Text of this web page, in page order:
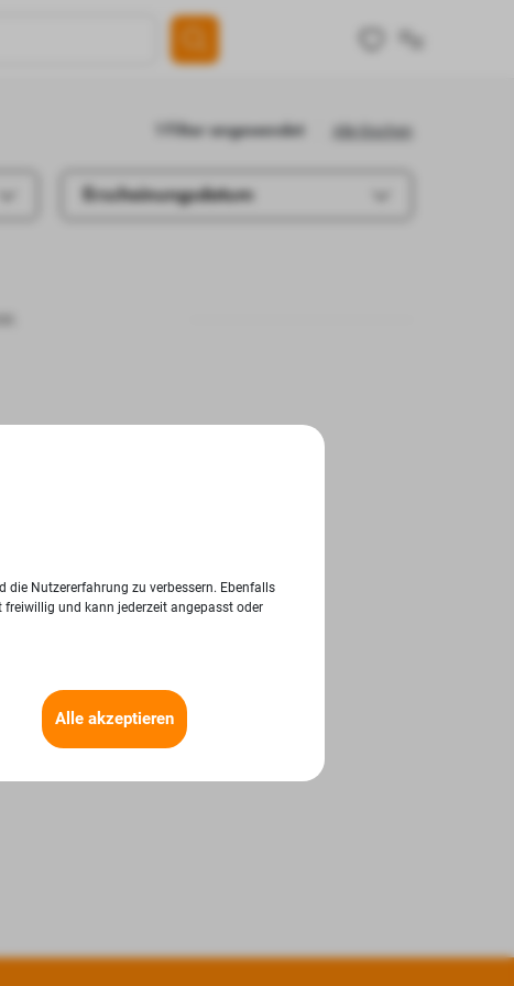
Alle löschen
1 Filter angewendet
Erscheinungsdatum
Nutzererfahrung zu verbessern. Ebenfalls
und kann jederzeit angepasst oder
Alle akzeptieren